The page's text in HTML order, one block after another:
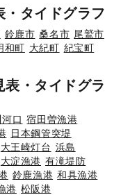
タイドグラフ
鈴鹿市 桑名市 尾鷲市
和町 大紀町 紀宝町
・タイドグラ
口 宿田曽漁港
日本鋼管突堤
大王崎灯台 浜島
大淀漁港 有滝堤防
鈴鹿漁港 和具漁港
港 松阪港